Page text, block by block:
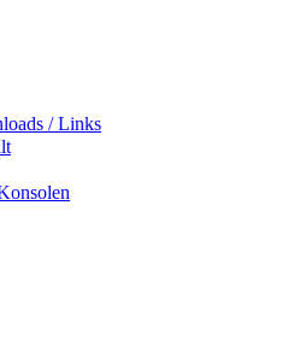
/ Links